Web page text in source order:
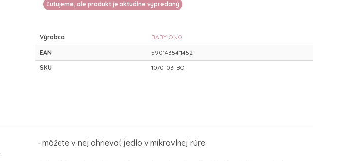
Ľutujeme, ale produkt je aktuálne vypredaný
Výrobca BABY ONO
EAN 5901435411452
SKU 1070-03-BO
- môžete v nej ohrievať jedlo v mikrovlnej rúre